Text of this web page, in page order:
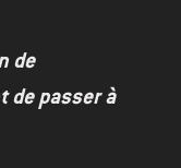
de
de passer à